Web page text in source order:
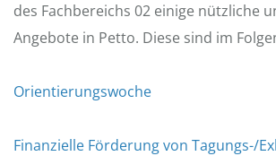
des Fachbereichs 02 einige nützliche
Angebote in Petto. Diese sind im
Orientierungswoche
Finanzielle Förderung von Tagungs-/